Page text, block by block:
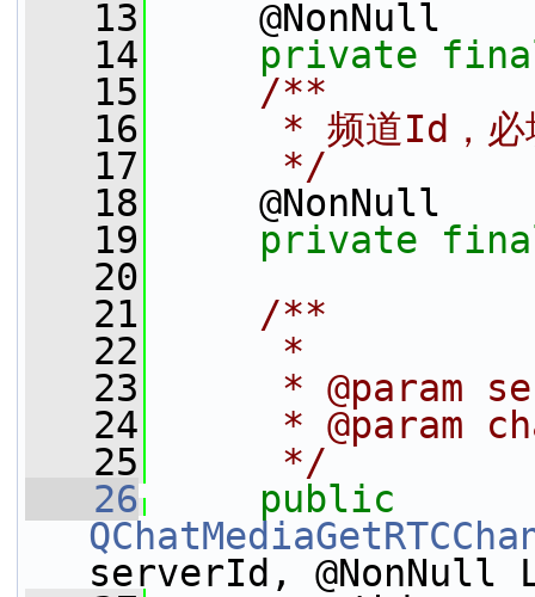
   13
@NonNull
   14
private
   15
    /**
   16
* 频道Id，必
   17
     */
   18
@NonNull
   19
private
   20
   21
    /**
   22
     *
   23
* @param
   24
* @param
   25
     */
   26
public
serverId, @NonNull